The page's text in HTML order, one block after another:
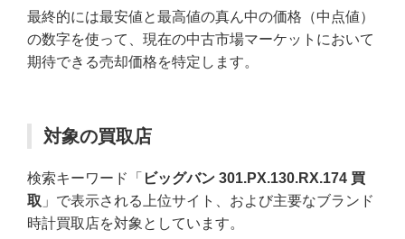
最終的には最安値と最高値の真ん中の価格（中点値）
の数字を使って、現在の中古市場マーケットにおいて
期待できる売却価格を特定します。
対象の買取店
検索キーワード「 ビッグバン 301.PX.130.RX.174 買
取 」で表示される上位サイト、および主要なブランド
時計買取店を対象としています。